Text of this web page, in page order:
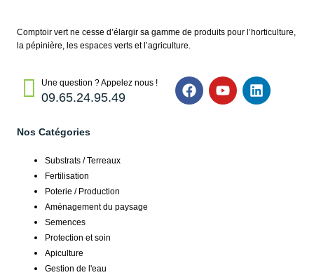
Comptoir vert ne cesse d’élargir sa gamme de produits pour l’horticulture,
la pépinière, les espaces verts et l’agriculture.
Une question ? Appelez nous !
09.65.24.95.49
Nos Catégories
Substrats / Terreaux
Fertilisation
Poterie / Production
Aménagement du paysage
Semences
Protection et soin
Apiculture
Gestion de l'eau